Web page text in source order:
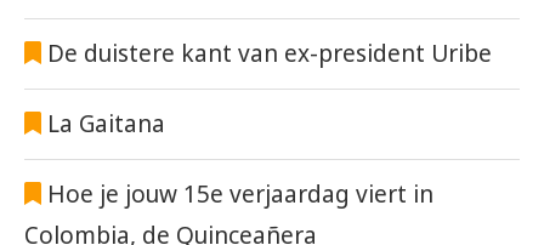
De duistere kant van ex-president Uribe
La Gaitana
Hoe je jouw 15e verjaardag viert in
Colombia, de Quinceañera